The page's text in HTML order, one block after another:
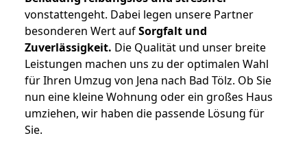
vonstattengeht. Dabei legen unsere Partner
besonderen Wert aufSorgfalt und
Zuverlässigkeit. Die Qualität und unser breite
Leistungen machen uns zu der optimalen Wahl
für Ihren Umzug von Jena nach Bad Tölz. Ob Sie
nun eine kleine Wohnung oder ein großes Haus
umziehen, wir haben die passende Lösung für
Sie.